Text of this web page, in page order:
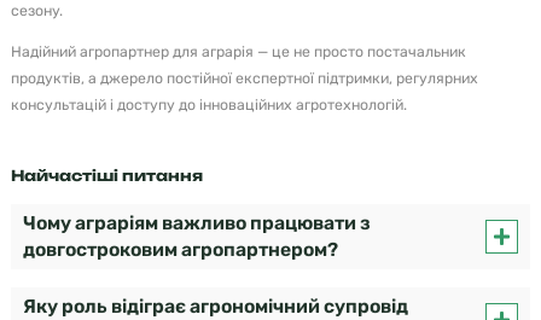
сезону.
Надійний агропартнер для аграрія — це не просто постачальник
продуктів, а джерело постійної експертної підтримки, регулярних
консультацій і доступу до інноваційних агротехнологій.
Найчастіші питання
Чому аграріям важливо працювати з
довгостроковим агропартнером?
Яку роль відіграє агрономічний супровід